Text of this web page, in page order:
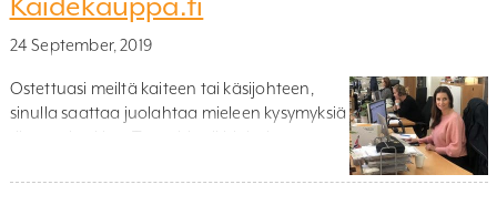
24 September, 2019
Ostettuasi meiltä kaiteen tai käsijohteen,
sinulla saattaa juolahtaa mieleen kysymyksiä
tilausta koskien. Tässä blogikirjoituksessa
tapahtuu ja mistä sinä asiakkaana voit